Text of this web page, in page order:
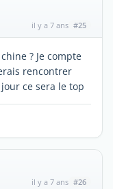
il y a 7 ans #25
? Je compte
rencontrer
ce sera le top
il y a 7 ans #26